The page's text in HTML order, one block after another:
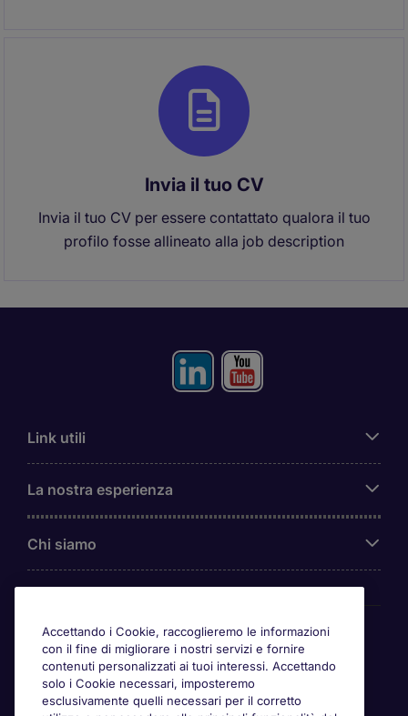
Invia il tuo CV
Invia il tuo CV per essere contattato qualora il tuo
profilo fosse allineato alla job description
Link utili
La nostra esperienza
Chi siamo
Awards
Accettando i Cookie, raccoglieremo le informazioni
con il fine di migliorare i nostri servizi e fornire
contenuti personalizzati ai tuoi interessi. Accettando
solo i Cookie necessari, imposteremo
esclusivamente quelli necessari per il corretto